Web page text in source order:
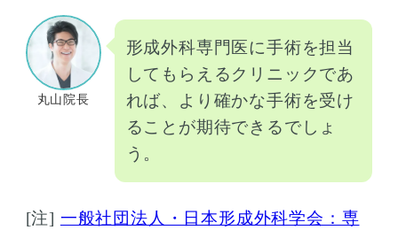
丸山院長
形成外科専門医に手術を担当
してもらえるクリニックであ
れば、より確かな手術を受け
ることが期待できるでしょ
う。
[注] 一般社団法人・日本形成外科学会：専